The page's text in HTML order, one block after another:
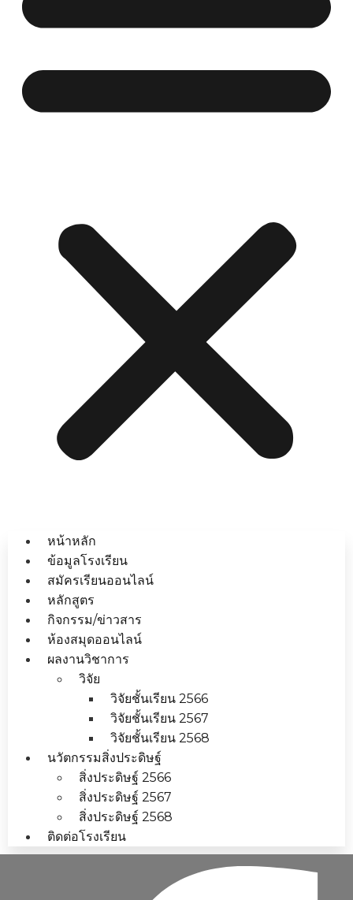
หน้าหลัก
ข้อมูลโรงเรียน
สมัครเรียนออนไลน์
หลักสูตร
กิจกรรม/ข่าวสาร
ห้องสมุดออนไลน์
ผลงานวิชาการ
วิจัย
วิจัยชั้นเรียน 2566
วิจัยชั้นเรียน 2567
วิจัยชั้นเรียน 2568
นวัตกรรมสิ่งประดิษฐ์
สิ่งประดิษฐ์ 2566
สิ่งประดิษฐ์ 2567
สิ่งประดิษฐ์ 2568
ติดต่อโรงเรียน